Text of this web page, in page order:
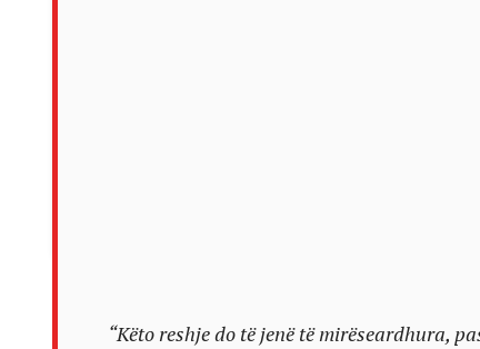
“Këto reshje do të jenë të mirëseardhura,